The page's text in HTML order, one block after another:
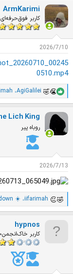
ی
ا
ز
ت
ArmKarimi
کاربر فوق‌حرفه‌ای
2026/7/10
0510.mp4
ا
م
ی
ز
:
AgiGalilei،
Lich King
روباه پیر
2026/7/13
م
iifarimah، ☀️
hypnos
کاربر